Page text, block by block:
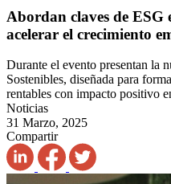
Abordan claves de ESG
acelerar el crecimiento
Durante el evento presentan la
Sostenibles, diseñada para
rentables con impacto positivo
Noticias
31 Marzo, 2025
Compartir